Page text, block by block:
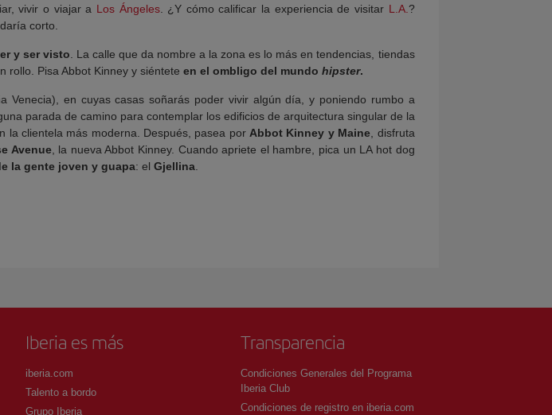
vivir o viajar a Los Ángeles. ¿Y cómo calificar la experiencia de visitar L.A.?
corto.
y ser visto. La calle que da nombre a la zona es lo más en tendencias, tiendas
rollo. Pisa Abbot Kinney y siéntete en el ombligo del mundo hipster.
Venecia), en cuyas casas soñarás poder vivir algún día, y poniendo rumbo a
parada de camino para contemplar los edificios de arquitectura singular de la
la clientela más moderna. Después, pasea porAbbot Kinney y Maine, disfruta
Avenue, la nueva Abbot Kinney. Cuando apriete el hambre, pica un LA hot dog
la gente joven y guapa: el Gjellina.
Iberia es más
iberia.com
Talento a bordo
Grupo Iberia
Transparencia
Condiciones Generales del Programa
Iberia Club
Condiciones de registro en iberia.com